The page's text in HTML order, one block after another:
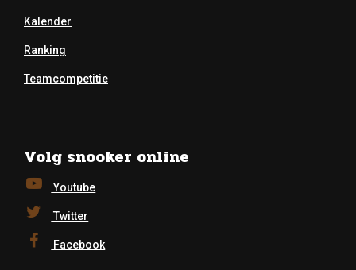
Kalender
Ranking
Teamcompetitie
Volg snooker online
Youtube
Twitter
Facebook